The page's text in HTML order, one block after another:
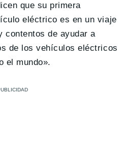
que su primera
eléctrico es en un viaje
contentos de ayudar a
de los vehículos eléctricos
el mundo».